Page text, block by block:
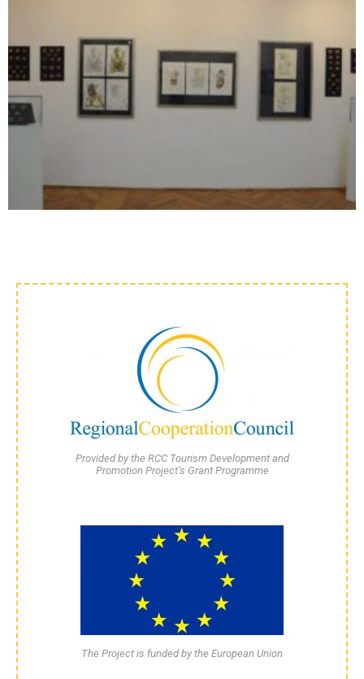
Provided by the RCC Tourism Development and
Promotion Project’s Grant Programme
The Project is funded by the European Union